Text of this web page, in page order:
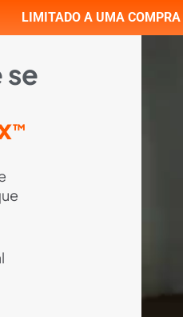
LIMITADO A UMA COMPRA
se
™